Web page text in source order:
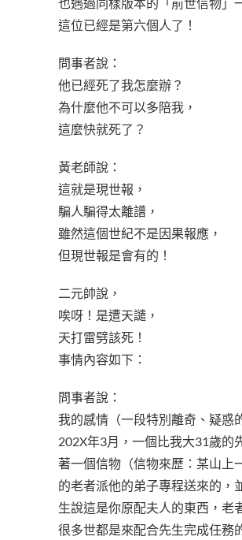
這位已經是第六個人了！
問事者說：
他已經死了我怎麼辦？
為什麼他不可以多陪我，
這麼快就死了？
黃老師說：
這就是現世報，
騙人騙得太離譜，
雖然這個世紀不是因果報應，
但現世報是會有的！
二元帥說，
唉呀！是遭天譴，
天打雷劈該死！
事情內容如下：
問事者說：
我的感情（一段特別離奇、疑惑
202X年3月，一個比我大31歲的
著一個信物（信物來歷：某山上
的老者派他的弟子專程送來的，
生說這是你原配夫人的東西，老
很多世都是來配合先生完成任務